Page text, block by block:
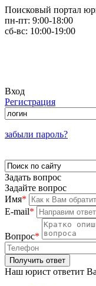
Поисковый портал
пн-пт: 9:00-18:00
сб-вс: 10:00-19:00
Вход
Регистрация
забыли пароль?
Задать вопрос
Задайте вопрос
Имя*
E-mail*
Вопрос*
Наш юрист ответит